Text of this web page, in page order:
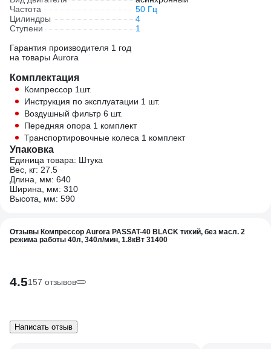
Частота
50 Гц
Цилиндры
4
Ступени
1
Гарантия производителя 1 год
на товары Aurora
Комплектация
Компрессор 1шт.
Инструкция по эксплуатации 1 шт.
Воздушный фильтр 6 шт.
Передняя опора 1 комплект
Транспортировочные колеса 1 комплект
Упаковка
Единица товара: Штука
Вес, кг: 27.5
Длина, мм: 640
Ширина, мм: 310
Высота, мм: 590
Отзывы Компрессор Aurora PASSAT-40 BLACK тихий, без масл. 2
режима работы 40л, 340л/мин, 1.8кВт 31400
4.5157 отзывов
Написать отзыв